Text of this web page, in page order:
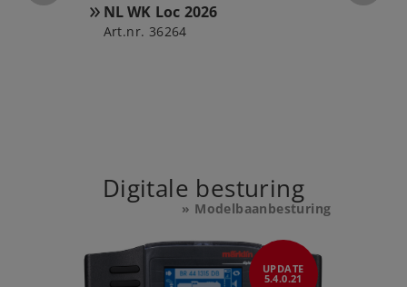
NL WK Loc 2026
Art.nr. 36264
Digitale besturing
» Modelbaanbesturing
UPDATE
5.4.0.21